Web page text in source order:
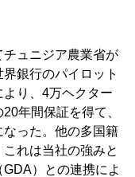
ュニジア農業省が
銀行のパイロット
り、4万ヘクター
年間保証を得て、
った。他の多国籍
れは当社の強みと
）との連携によ